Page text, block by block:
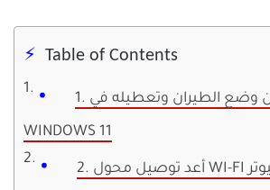
Table of Contents
1. تمكين وضع الطيران وتعطيله في
WINDOWS 11
2. أعد توصيل محول WI-FI بجهاز الكمبيوتر